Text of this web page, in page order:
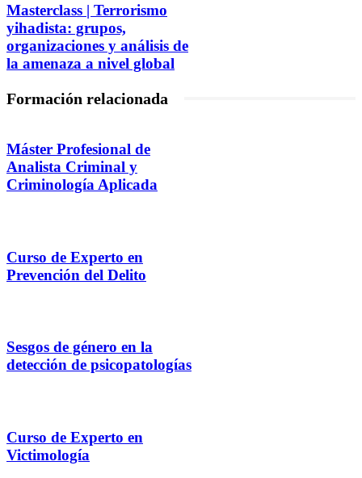
Masterclass | Terrorismo
yihadista: grupos,
organizaciones y análisis de
la amenaza a nivel global
Formación relacionada
Máster Profesional de
Analista Criminal y
Criminología Aplicada
Curso de Experto en
Prevención del Delito
Sesgos de género en la
detección de psicopatologías
Curso de Experto en
Victimología